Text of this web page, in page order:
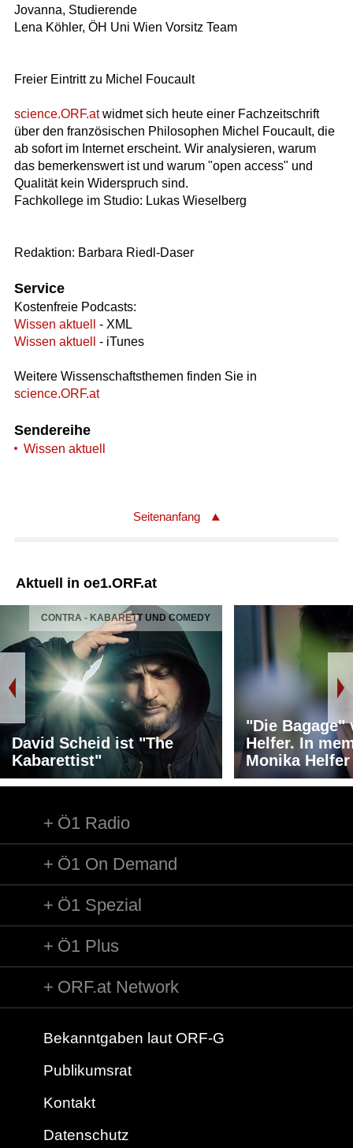
Jovanna, Studierende
Lena Köhler, ÖH Uni Wien Vorsitz Team
Freier Eintritt zu Michel Foucault
science.ORF.atwidmet sich heute einer Fachzeitschrift
über den französischen Philosophen Michel Foucault, die
ab sofort im Internet erscheint. Wir analysieren, warum
das bemerkenswert ist und warum "open access" und
Qualität kein Widerspruch sind.
Fachkollege im Studio: Lukas Wieselberg
Redaktion: Barbara Riedl-Daser
Service
Kostenfreie Podcasts:
Wissen aktuell
- XML
Wissen aktuell
- iTunes
Weitere Wissenschaftsthemen finden Sie in
science.ORF.at
Sendereihe
Wissen aktuell
Seitenanfang
Aktuell in oe1.ORF.at
CONTRA - KABARETT UND COMEDY
David Scheid ist "The
Kabarettist"
"Die Bagage"
Helfer. In
Monika Helfer
Ö1 Radio
Ö1 On Demand
Ö1 Spezial
Ö1 Plus
ORF.at Network
Bekanntgaben laut ORF-G
Publikumsrat
Kontakt
Datenschutz